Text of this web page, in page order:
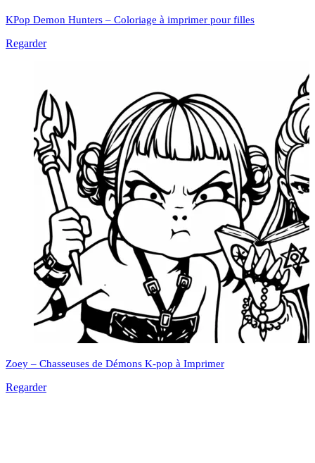
KPop Demon Hunters – Coloriage à imprimer pour filles
Regarder
Zoey – Chasseuses de Démons K-pop à Imprimer
Regarder